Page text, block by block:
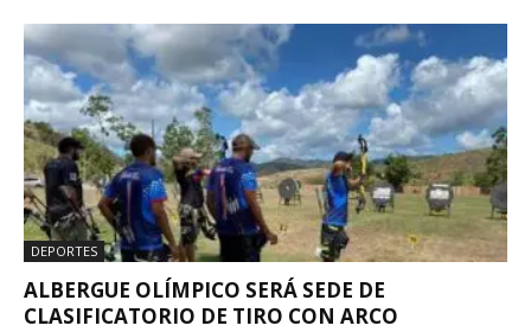
DEPORTES
ALBERGUE OLÍMPICO SERÁ SEDE DE
CLASIFICATORIO DE TIRO CON ARCO